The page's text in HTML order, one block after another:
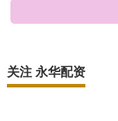
关注 永华配资